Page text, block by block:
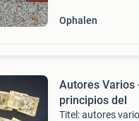
Ophalen
Autores Varios
principios del
Titel: autores